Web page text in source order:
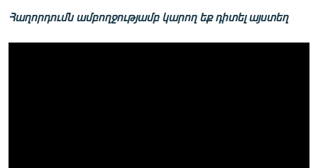
Հաղորդումն ամբողջությամբ կարող եք դիտել այստեղ